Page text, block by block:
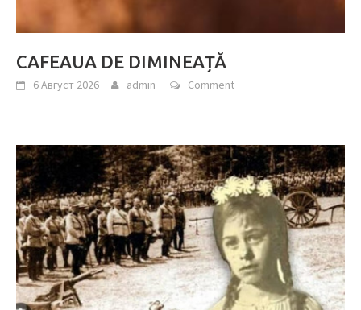
CAFEAUA DE DIMINEAȚĂ
6 Август 2026 admin Comment